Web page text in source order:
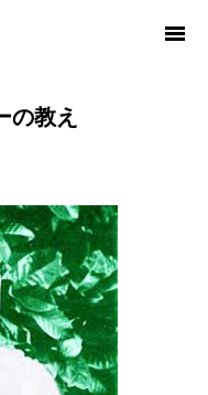
教え